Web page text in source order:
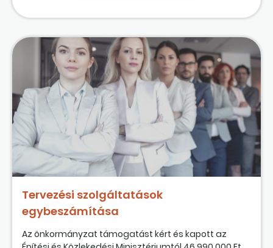
Tervezési szolgáltatások
egybeszámítása
Az önkormányzat támogatást kért és kapott az